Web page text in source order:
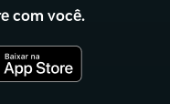
com você.